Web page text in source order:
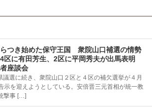
つき始めた保守王国 衆院山口補選の情勢
に有田芳生、2区に平岡秀夫が出馬表明
座談会
選に続き、衆院山口２区と４区の補欠選挙が４月
示を迎えようとしている。安倍晋三元首相が統一教
撃事 […]